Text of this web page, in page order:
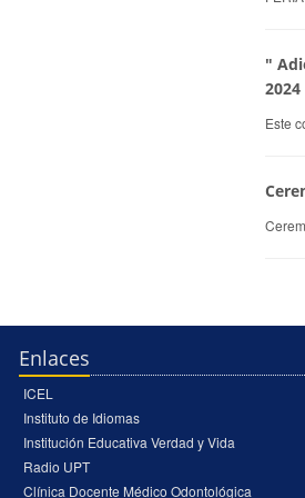
"
2024
Este
Enlaces
ICEL
Instituto de Idiomas
Institución Educativa Verdad y Vida
Radio UPT
Clínica Docente Médico Odontológica